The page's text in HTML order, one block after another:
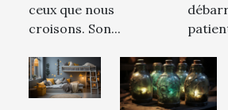
ceux que nous
croisons. Son...